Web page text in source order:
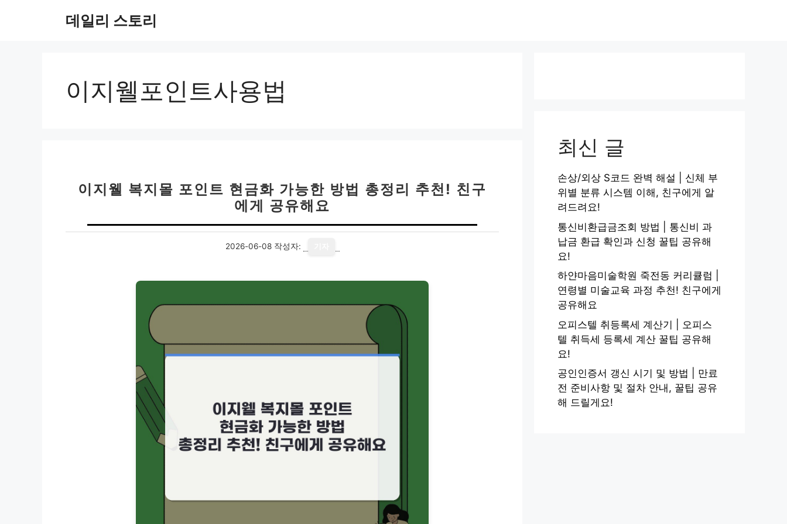
데일리 스토리
이지웰포인트사용법
이지웰 복지몰 포인트 현금화 가능한 방법 총정리 추천! 친구
에게 공유해요
2026-06-08 작성자:
최신 글
손상/외상 S코드 완벽 해설 | 신체 부
위별 분류 시스템 이해, 친구에게 알
려드려요!
통신비환급금조회 방법 | 통신비 과
납금 환급 확인과 신청 꿀팁 공유해
요!
하얀마음미술학원 죽전동 커리큘럼 |
연령별 미술교육 과정 추천! 친구에게
공유해요
오피스텔 취등록세 계산기 | 오피스
텔 취득세 등록세 계산 꿀팁 공유해
요!
공인인증서 갱신 시기 및 방법 | 만료
전 준비사항 및 절차 안내, 꿀팁 공유
해 드릴게요!